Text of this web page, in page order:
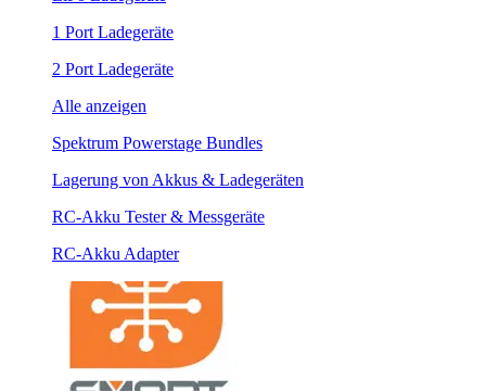
1 Port Ladegeräte
2 Port Ladegeräte
Alle anzeigen
Spektrum Powerstage Bundles
Lagerung von Akkus & Ladegeräten
RC-Akku Tester & Messgeräte
RC-Akku Adapter